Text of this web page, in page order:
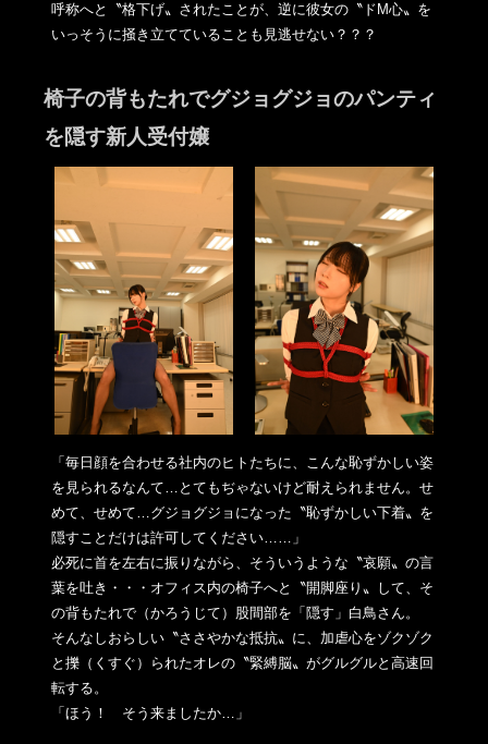
呼称へと〝格下げ〟されたことが、逆に彼女の〝ドM心〟を
いっそうに掻き立てていることも見逃せない？？？
椅子の背もたれでグジョグジョのパンティ
を隠す新人受付嬢
「毎日顔を合わせる社内のヒトたちに、こんな恥ずかしい姿
を見られるなんて…とてもぢゃないけど耐えられません。せ
めて、せめて…グジョグジョになった〝恥ずかしい下着〟を
隠すことだけは許可してください……」
必死に首を左右に振りながら、そういうような〝哀願〟の言
葉を吐 き・・・オフィス内の椅子へと〝開脚座り〟して、そ
の背もたれで （かろうじて）股間部を「隠す」白鳥さん。
そんなしおらしい〝ささやかな抵抗〟に、加虐心をゾクゾク
と擽（ くすぐ）られたオレの〝緊縛脳〟がグルグルと高速回
転する。
「ほう！ そう来ましたか…」